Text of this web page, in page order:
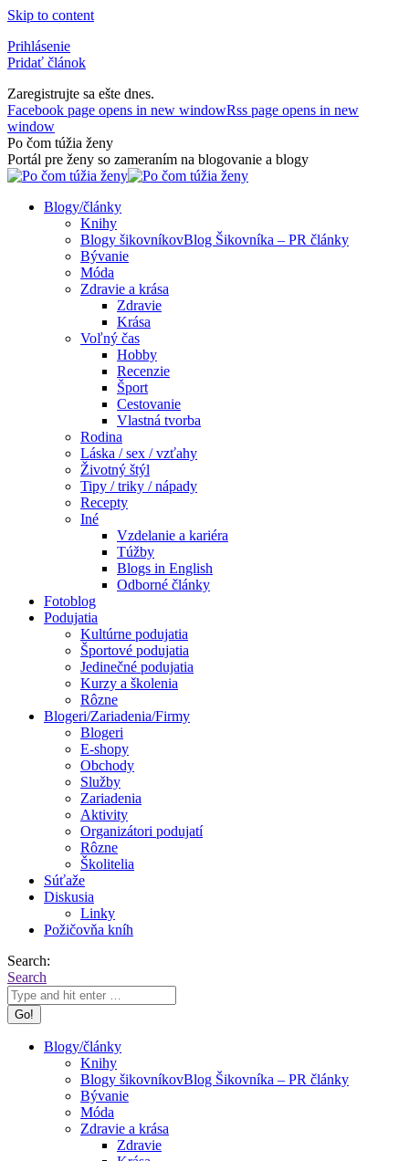
Skip to content
Prihlásenie
Pridať článok
Zaregistrujte sa ešte dnes.
Facebook page opens in new windowRss page opens in new
window
Po čom túžia ženy
Portál pre ženy so zameraním na blogovanie a blogy
Blogy/články
Knihy
Blogy šikovníkovBlog Šikovníka – PR články
Bývanie
Móda
Zdravie a krása
Zdravie
Krása
Voľný čas
Hobby
Recenzie
Šport
Cestovanie
Vlastná tvorba
Rodina
Láska / sex / vzťahy
Životný štýl
Tipy / triky / nápady
Recepty
Iné
Vzdelanie a kariéra
Túžby
Blogs in English
Odborné články
Fotoblog
Podujatia
Kultúrne podujatia
Športové podujatia
Jedinečné podujatia
Kurzy a školenia
Rôzne
Blogeri/Zariadenia/Firmy
Blogeri
E-shopy
Obchody
Služby
Zariadenia
Aktivity
Organizátori podujatí
Rôzne
Školitelia
Súťaže
Diskusia
Linky
Požičovňa kníh
Search:
Search
Blogy/články
Knihy
Blogy šikovníkovBlog Šikovníka – PR články
Bývanie
Móda
Zdravie a krása
Zdravie